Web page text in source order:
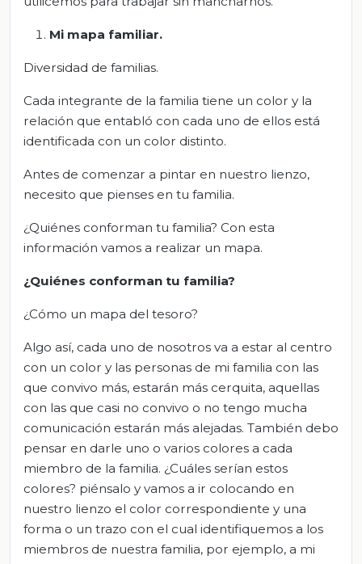
Mi mapa familiar.
Diversidad de familias.
Cada integrante de la familia tiene un color y la
relación que entabló con cada uno de ellos está
identificada con un color distinto.
Antes de comenzar a pintar en nuestro lienzo,
necesito que pienses en tu familia.
¿Quiénes conforman tu familia? Con esta
información vamos a realizar un mapa.
¿Quiénes conforman tu familia?
¿Cómo un mapa del tesoro?
Algo así, cada uno de nosotros va a estar al centro
con un color y las personas de mi familia con las
que convivo más, estarán más cerquita, aquellas
con las que casi no convivo o no tengo mucha
comunicación estarán más alejadas. También debo
pensar en darle uno o varios colores a cada
miembro de la familia. ¿Cuáles serían estos
colores? piénsalo y vamos a ir colocando en
nuestro lienzo el color correspondiente y una
forma o un trazo con el cual identifiquemos a los
miembros de nuestra familia, por ejemplo, a mi